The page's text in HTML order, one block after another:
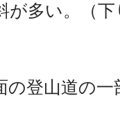
が多い。（
の登山道の